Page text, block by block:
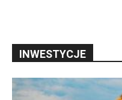
INWESTYCJE